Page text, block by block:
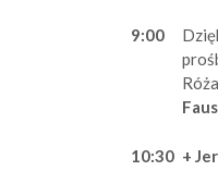
9:00
10:30 +